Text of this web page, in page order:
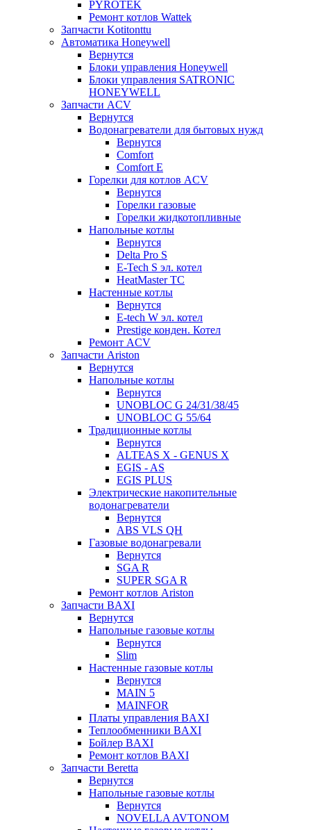
PYROTEK
Ремонт котлов Wattek
Запчасти Kotitonttu
Автоматика Honeywеll
Вернутся
Блоки управления Honeywell
Блоки управления SATRONIC
HONEYWELL
Запчасти ACV
Вернутся
Водонагреватели для бытовых нужд
Вернутся
Comfort
Comfort E
Горелки для котлов ACV
Вернутся
Горелки газовые
Горелки жидкотопливные
Напольные котлы
Вернутся
Delta Pro S
E-Tech S эл. котел
HeatMaster TC
Настенные котлы
Вернутся
E-tech W эл. котел
Prestige конден. Котел
Ремонт ACV
Запчасти Ariston
Вернутся
Напольные котлы
Вернутся
UNOBLOC G 24/31/38/45
UNOBLOC G 55/64
Традиционные котлы
Вернутся
ALTEAS X - GENUS X
EGIS - AS
EGIS PLUS
Электрические накопительные
водонагреватели
Вернутся
ABS VLS QH
Газовые водонагревали
Вернутся
SGA R
SUPER SGA R
Ремонт котлов Ariston
Запчасти BAXI
Вернутся
Напольные газовые котлы
Вернутся
Slim
Настенные газовые котлы
Вернутся
MAIN 5
MAINFOR
Платы управления BAXI
Теплообменники BAXI
Бойлер BAXI
Ремонт котлов BAXI
Запчасти Beretta
Вернутся
Напольные газовые котлы
Вернутся
NOVELLA AVTONOM